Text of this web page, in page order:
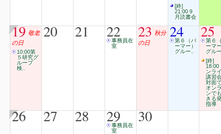
[終]
21:00 9
月読書会
19 敬老
の日
10:00第
５研究グ
ループ
検..
20 21 22
事務員在
室
23 秋分
の日
24
第６（パ
ーマー）
グルー..
25
第６
ーマ
グル
[終]
18:00
ンラ
講習
対面
オン
ンで
きる
指導
26 27 28 29
事務員在
室
30